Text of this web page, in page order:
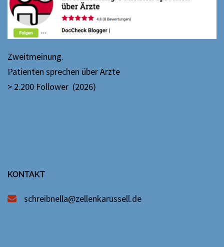
Zweitmeinung.
Patienten sprechen über Ärzte
> 2.200 Follower (2026)
KONTAKT
schreibnella@zellenkarussell.de